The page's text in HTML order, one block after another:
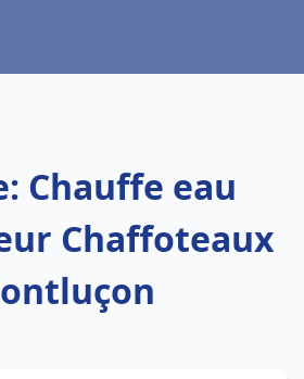
Chauffe eau
Chaffoteaux